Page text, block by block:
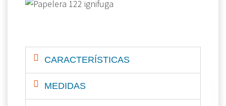
CARACTERÍSTICAS
MEDIDAS